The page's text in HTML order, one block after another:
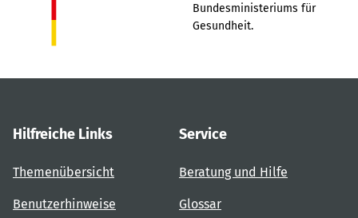
Bundesministeriums für
Gesundheit.
Hilfreiche Links
Themenübersicht
Benutzerhinweise
Service
Beratung und Hilfe
Glossar